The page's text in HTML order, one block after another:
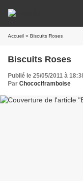
Accueil » Biscuits Roses
Biscuits Roses
Publié le 25/05/2011 à
Par Chocociframboise